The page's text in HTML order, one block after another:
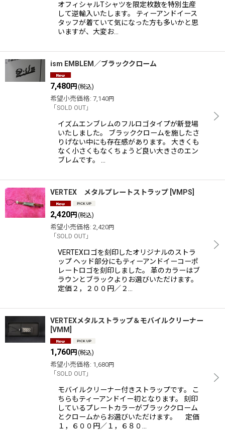
オフィシャルTシャツを限定枚数を特別生産
して逆輸入いたします。 ティーアンドイース
タッフが着ていて気になった方も多いかと思
いますが、大変お…
ism EMBLEM／ブラッククローム
7,480円 (税込)
希望小売価格: 7,140円
「SOLD OUT」
イズムエンブレムのフルロゴタイプが新登場
いたしました。 ブラッククロームを施したさ
りげない中にも存在感があります。 大きくも
なく小さくもなくちょうど良い大きさのエン
ブレムです。 …
VERTEX メタルプレートストラップ VMPS
2,420円 (税込)
希望小売価格: 2,420円
「SOLD OUT」
VERTEXロゴを刻印したオリジナルのストラ
ップ ヘッド部分にもティーアンドイーコーポ
レートロゴを刻印しました。 革のカラーはブ
ラウンとブラックよりお選びいただけます。
定価２，２００円／２…
VERTEXメタルストラップ＆モバイルクリーナー
VMM
1,760円 (税込)
希望小売価格: 1,680円
「SOLD OUT」
モバイルクリーナー付きストラップです。 こ
ちらもティーアンドイー初となります。 刻印
しているプレートカラーがブラッククローム
とクロームからお選びいただけます。 定価
１，６００円／１，６８０…